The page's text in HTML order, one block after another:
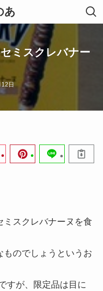
あ
ミスクレバナー
12日
ミスクレバナーヌを食
ものでしょうというお
すが、限定品は目に